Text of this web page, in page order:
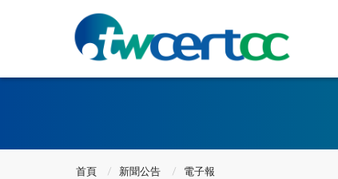
首頁 新聞公告 電子報